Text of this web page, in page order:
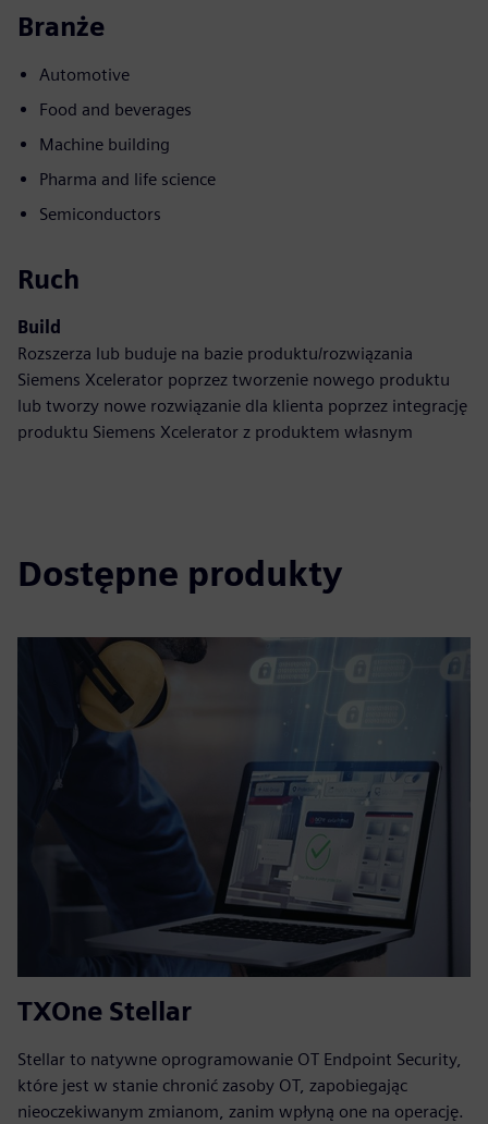
Branże
Automotive
Food and beverages
Machine building
Pharma and life science
Semiconductors
Ruch
Build
Rozszerza lub buduje na bazie produktu/rozwiązania
Siemens Xcelerator poprzez tworzenie nowego produktu
lub tworzy nowe rozwiązanie dla klienta poprzez integrację
produktu Siemens Xcelerator z produktem własnym
Dostępne produkty
TXOne Stellar
Stellar to natywne oprogramowanie OT Endpoint Security,
które jest w stanie chronić zasoby OT, zapobiegając
nieoczekiwanym zmianom, zanim wpłyną one na operację.